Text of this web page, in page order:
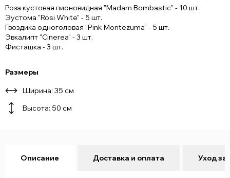
Роза кустовая пионовидная "Madam Bombastic" - 10 шт.
Эустома "Rosi White" - 5 шт.
Гвоздика одноголовая "Pink Montezuma" - 5 шт.
Эвкалипт "Cinerea" - 3 шт.
Фисташка - 3 шт.
Размеры
Ширина: 35 см
Высота: 50 см
Описание Доставка и оплата Уход за